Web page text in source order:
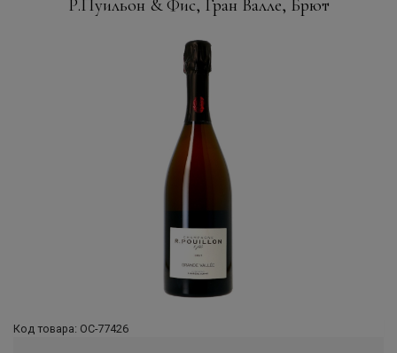
Р.Пуильон & Фис, Гран Валле, Брют
Код товара: ОС-77426